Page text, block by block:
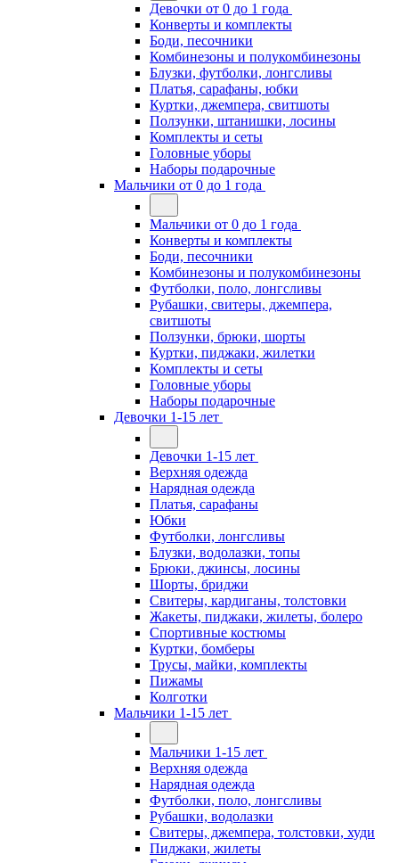
Девочки от 0 до 1 года
Конверты и комплекты
Боди, песочники
Комбинезоны и полукомбинезоны
Блузки, футболки, лонгсливы
Платья, сарафаны, юбки
Куртки, джемпера, свитшоты
Ползунки, штанишки, лосины
Комплекты и сеты
Головные уборы
Наборы подарочные
Мальчики от 0 до 1 года
Мальчики от 0 до 1 года
Конверты и комплекты
Боди, песочники
Комбинезоны и полукомбинезоны
Футболки, поло, лонгсливы
Рубашки, свитеры, джемпера,
свитшоты
Ползунки, брюки, шорты
Куртки, пиджаки, жилетки
Комплекты и сеты
Головные уборы
Наборы подарочные
Девочки 1-15 лет
Девочки 1-15 лет
Верхняя одежда
Нарядная одежда
Платья, сарафаны
Юбки
Футболки, лонгсливы
Блузки, водолазки, топы
Брюки, джинсы, лосины
Шорты, бриджи
Свитеры, кардиганы, толстовки
Жакеты, пиджаки, жилеты, болеро
Спортивные костюмы
Куртки, бомберы
Трусы, майки, комплекты
Пижамы
Колготки
Мальчики 1-15 лет
Мальчики 1-15 лет
Верхняя одежда
Нарядная одежда
Футболки, поло, лонгсливы
Рубашки, водолазки
Свитеры, джемпера, толстовки, худи
Пиджаки, жилеты